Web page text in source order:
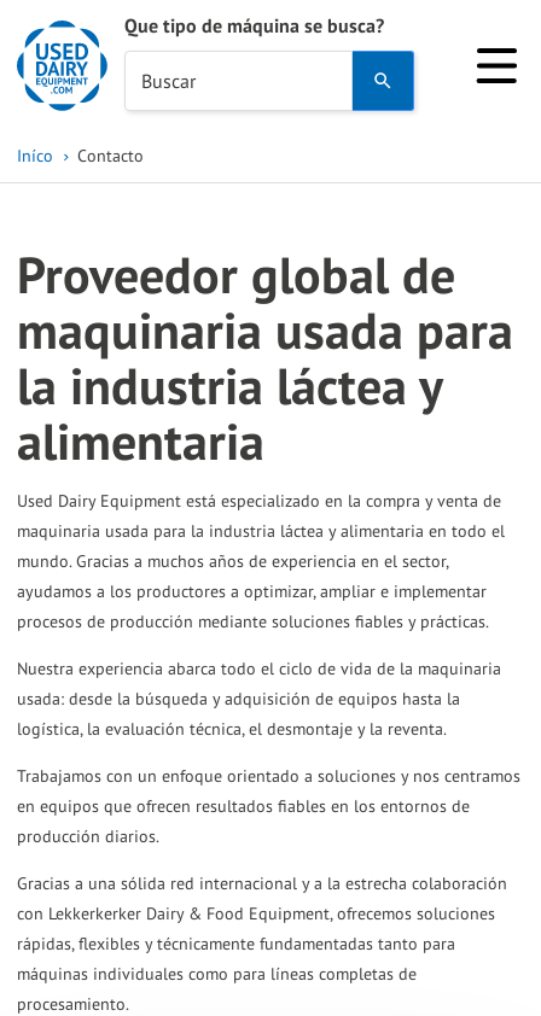
Que tipo de máquina se busca?
Buscar
to
select
result.
Press
go
to
the
selected
result.
Touch
device
users
can
touch
and
swipe
gestures.
Iníco Contacto
Proveedor global de
maquinaria usada para
la industria láctea y
alimentaria
Used Dairy Equipment está especializado en la compra y venta de
maquinaria usada para la industria láctea y alimentaria en todo el
mundo. Gracias a muchos años de experiencia en el sector,
ayudamos a los productores a optimizar, ampliar e implementar
procesos de producción mediante soluciones fiables y prácticas.
Nuestra experiencia abarca todo el ciclo de vida de la maquinaria
usada: desde la búsqueda y adquisición de equipos hasta la
logística, la evaluación técnica, el desmontaje y la reventa.
Trabajamos con un enfoque orientado a soluciones y nos centramos
en equipos que ofrecen resultados fiables en los entornos de
producción diarios.
Gracias a una sólida red internacional y a la estrecha colaboración
con Lekkerkerker Dairy & Food Equipment, ofrecemos soluciones
rápidas, flexibles y técnicamente fundamentadas tanto para
máquinas individuales como para líneas completas de
procesamiento.